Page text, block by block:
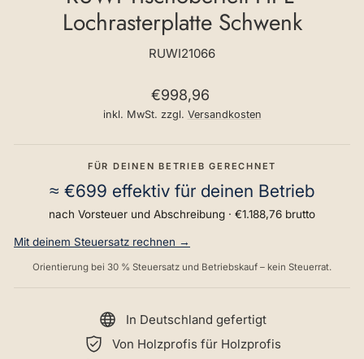
Lochrasterplatte Schwenk
RUWI21066
Normaler
Preis
€998,96
inkl. MwSt. zzgl. Versandkosten
FÜR DEINEN BETRIEB GERECHNET
≈ €699 effektiv für deinen Betrieb
nach Vorsteuer und Abschreibung · €1.188,76 brutto
Mit deinem Steuersatz rechnen →
Orientierung bei 30 % Steuersatz und Betriebskauf – kein Steuerrat.
In Deutschland gefertigt
Von Holzprofis für Holzprofis